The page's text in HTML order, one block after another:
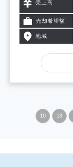
売上高
売却希望額
地域
10 18